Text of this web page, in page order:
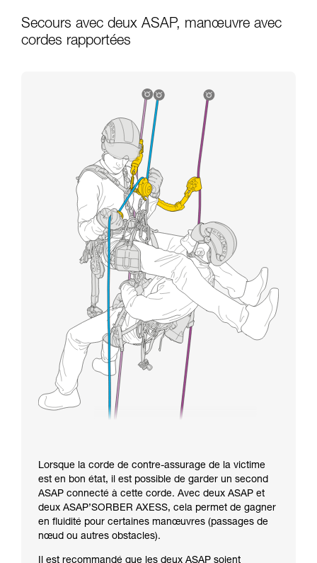
Secours avec deux ASAP, manœuvre avec
cordes rapportées
Lorsque la corde de contre-assurage de la victime
est en bon état, il est possible de garder un second
ASAP connecté à cette corde. Avec deux ASAP et
deux ASAP’SORBER AXESS, cela permet de gagner
en fluidité pour certaines manœuvres (passages de
nœud ou autres obstacles).